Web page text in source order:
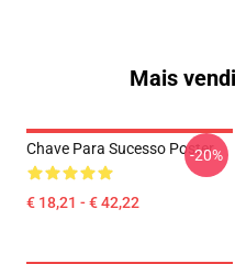
Mais
Chave Para Sucesso Poster
€ 18,21 - € 42,22
-20%